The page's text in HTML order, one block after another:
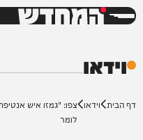
המחדש
וידאו
דף הבית וידאו צפו: "גמזו איש
לומר